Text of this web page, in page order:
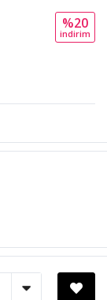
%20
i̇ndi̇ri̇m